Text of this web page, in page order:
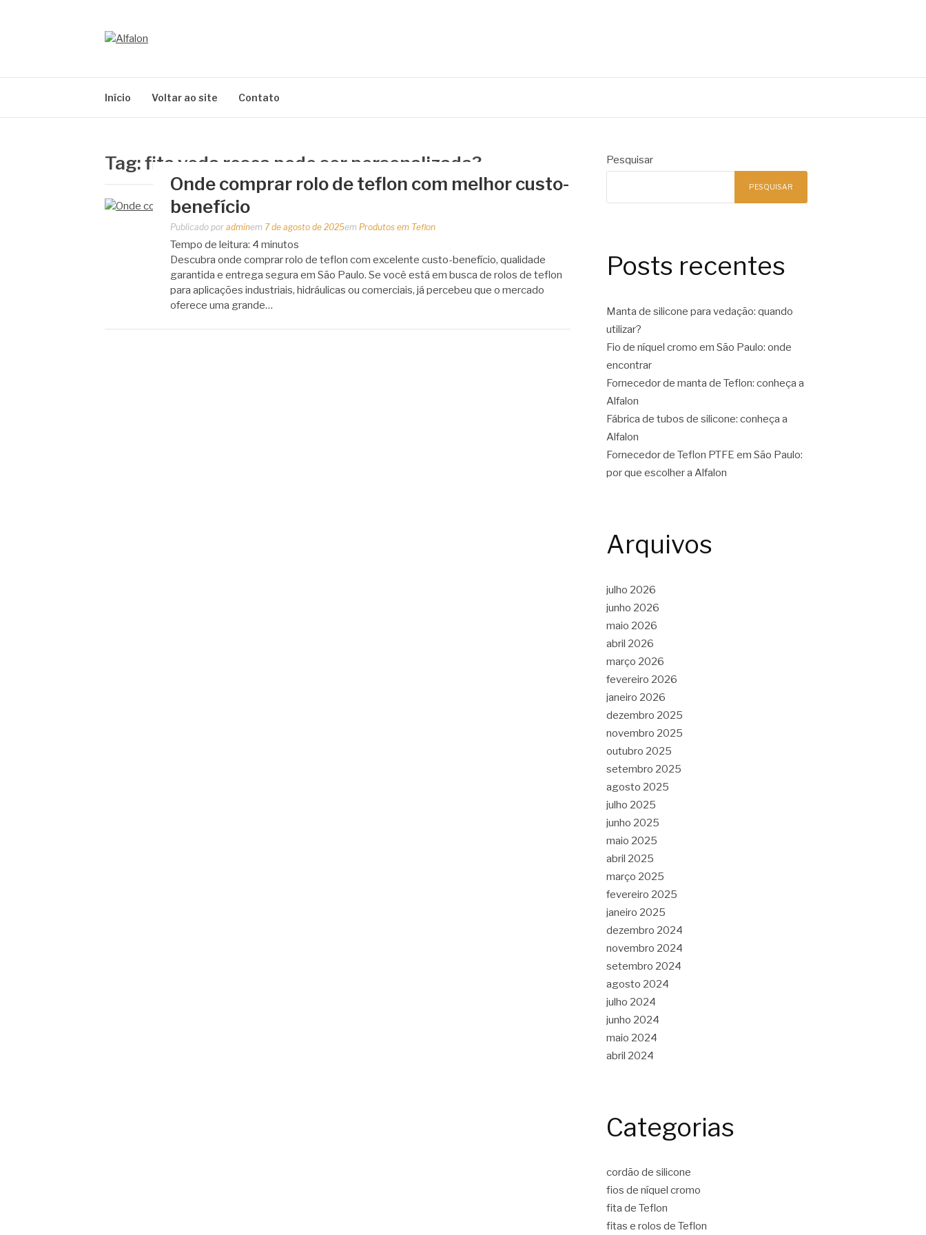
Início Voltar ao site Contato
Tag:fita veda rosca pode ser personalizada?
Onde comprar rolo de teflon com melhor custo-
benefício
Publicado por adminem 7 de agosto de 2025em Produtos em Teflon
Tempo de leitura: 4 minutos
Descubra onde comprar rolo de teflon com excelente custo-benefício, qualidade
garantida e entrega segura em São Paulo. Se você está em busca de rolos de teflon
para aplicações industriais, hidráulicas ou comerciais, já percebeu que o mercado
oferece uma grande…
Pesquisar
PESQUISAR
Posts recentes
Manta de silicone para vedação: quando
utilizar?
Fio de níquel cromo em São Paulo: onde
encontrar
Fornecedor de manta de Teflon: conheça a
Alfalon
Fábrica de tubos de silicone: conheça a
Alfalon
Fornecedor de Teflon PTFE em São Paulo:
por que escolher a Alfalon
Arquivos
julho 2026
junho 2026
maio 2026
abril 2026
março 2026
fevereiro 2026
janeiro 2026
dezembro 2025
novembro 2025
outubro 2025
setembro 2025
agosto 2025
julho 2025
junho 2025
maio 2025
abril 2025
março 2025
fevereiro 2025
janeiro 2025
dezembro 2024
novembro 2024
setembro 2024
agosto 2024
julho 2024
junho 2024
maio 2024
abril 2024
Categorias
cordão de silicone
fios de níquel cromo
fita de Teflon
fitas e rolos de Teflon